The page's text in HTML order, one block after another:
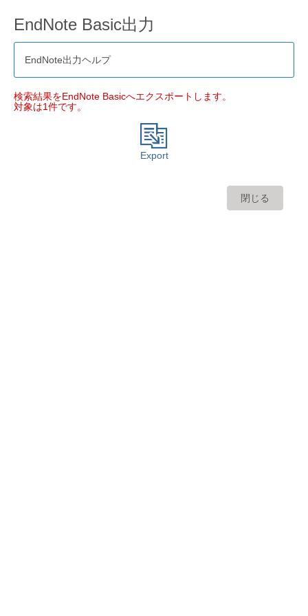
EndNote Basic出力
EndNote出力ヘルプ
検索結果をEndNote Basicへエクスポートします。
対象は1件です。
Export